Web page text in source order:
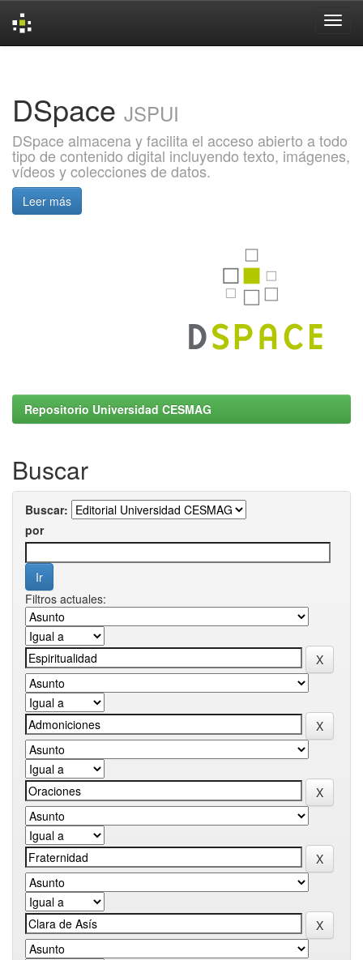
DSpace JSPUI
DSpace almacena y facilita el acceso abierto a todo
tipo de contenido digital incluyendo texto, imágenes,
vídeos y colecciones de datos.
Leer más
Repositorio Universidad CESMAG
Buscar
Buscar:
por
Filtros actuales: